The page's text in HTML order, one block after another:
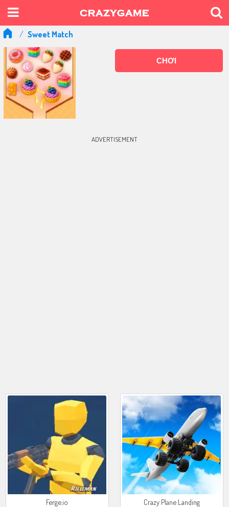
Sweet Match
CHƠI
ADVERTISEMENT
Ferge.io Crazy Plane Landing